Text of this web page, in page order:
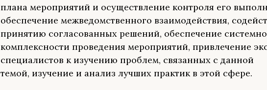
плана мероприятий и осуществление контроля его
обеспечение межведомственного взаимодействия,
принятию согласованных решений, обеспечение
комплексности проведения мероприятий, привлечение
специалистов к изучению проблем, связанных с данной
темой, изучение и анализ лучших практик в этой сфере.